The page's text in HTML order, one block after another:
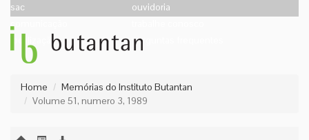
sac
ouvidoria
comunicação
localização
perguntas frequentes
Home
Memórias do Instituto Butantan
Volume 51, numero 3, 1989